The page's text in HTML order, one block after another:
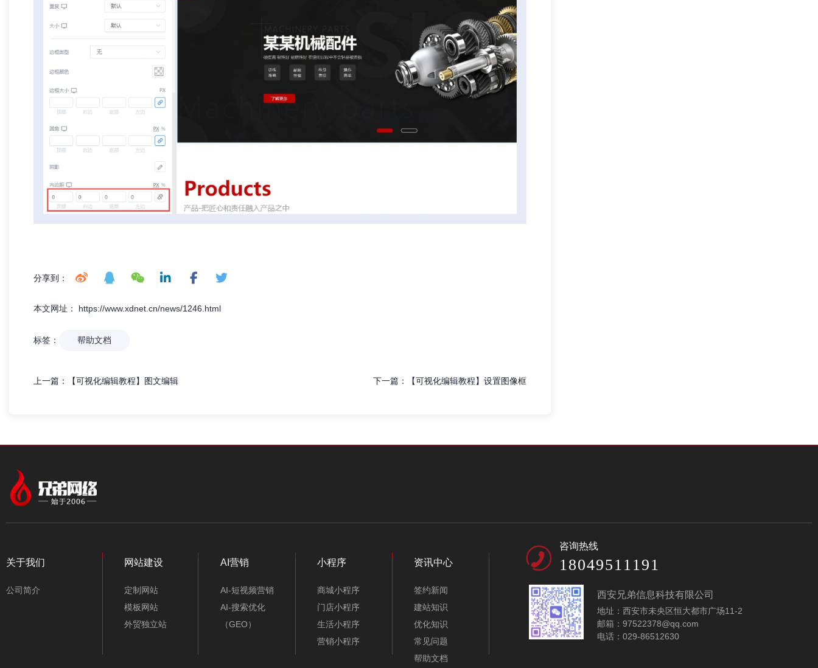
分享到：
本文网址： https://www.xdnet.cn/news/1246.html
标签： 帮助文档
上一篇： 【可视化编辑教程】图文编辑 下一篇： 【可视化编辑教程】设置图像框
关于我们
公司简介
网站建设
定制网站
模板网站
外贸独立站
AI营销
AI-短视频营销
AI-搜索优化
（GEO）
小程序
商城小程序
门店小程序
生活小程序
营销小程序
资讯中心
签约新闻
建站知识
优化知识
常见问题
帮助文档
咨询热线
18049511191
西安兄弟信息科技有限公司
地址：西安市未央区恒大都市广场11-2
邮箱：97522378@qq.com
电话：029-86512630